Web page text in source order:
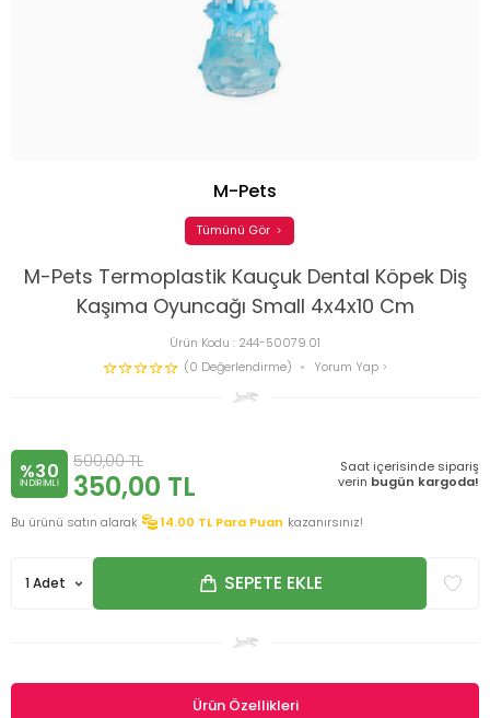
M-Pets Termoplastik Kauçuk Dental Köpek Diş
Kaşıma Oyuncağı Small 4x4x10 Cm
Ürün Kodu : 244-50079.01
(0 Değerlendirme)
Yorum Yap
M-Pets
Tümünü Gör
%30
INDIRIMLI
500,00TL
350,00 TL
Saat içerisinde sipariş
verin bugün kargoda!
Bu ürünü satın alarak 14.00 TL Para Puan kazanırsınız!
SEPETE EKLE
Ürün Özellikleri